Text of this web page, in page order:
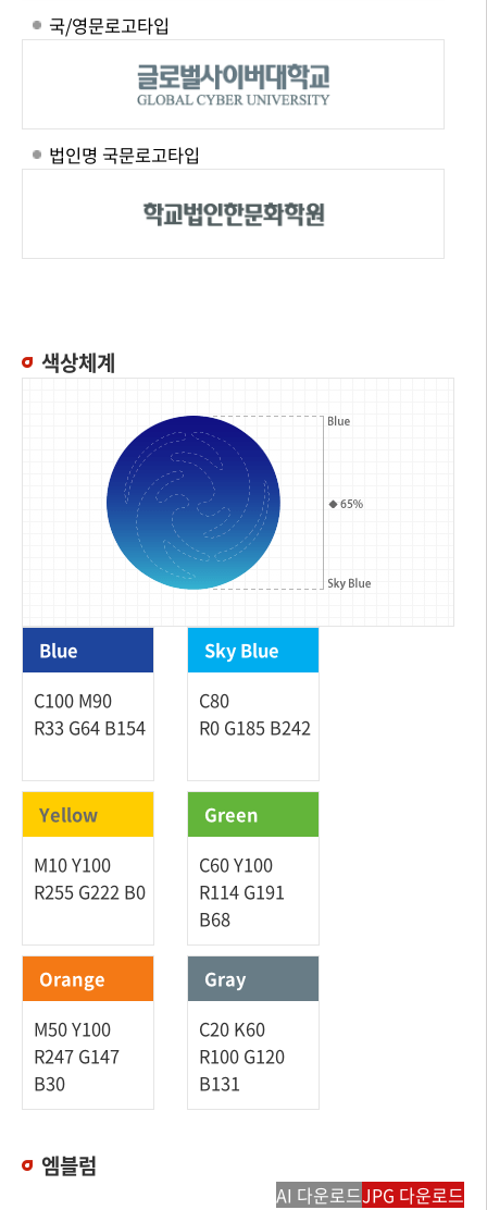
국/영문로고타입
법인명 국문로고타입
색상체계
Blue
C100 M90
R33 G64 B154
Sky Blue
C80
R0 G185 B242
Yellow
M10 Y100
R255 G222 B0
Green
C60 Y100
R114 G191
B68
Orange
M50 Y100
R247 G147
B30
Gray
C20 K60
R100 G120
B131
엠블럼
AI 다운로드JPG 다운로드